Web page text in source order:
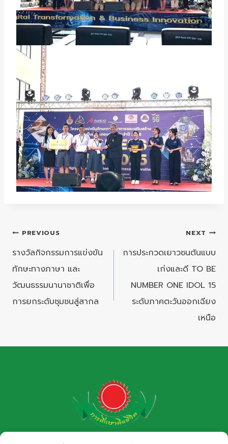
แนะแนว
เรื่อง
PREVIOUS
รางวัลกิจกรรมการแข่งขัน
ทักษะทางภาษา และ
วัฒนธรรมนานาชาติเพื่อ
การยกระดับชุมชนสู่สากล
NEXT
การประกวดเยาวชนต้นแบบ
เก่งและดี TO BE
NUMBER ONE IDOL 15
ระดับภาคตะวันออกเฉียง
เหนือ